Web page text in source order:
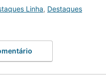
Linha, Destaques